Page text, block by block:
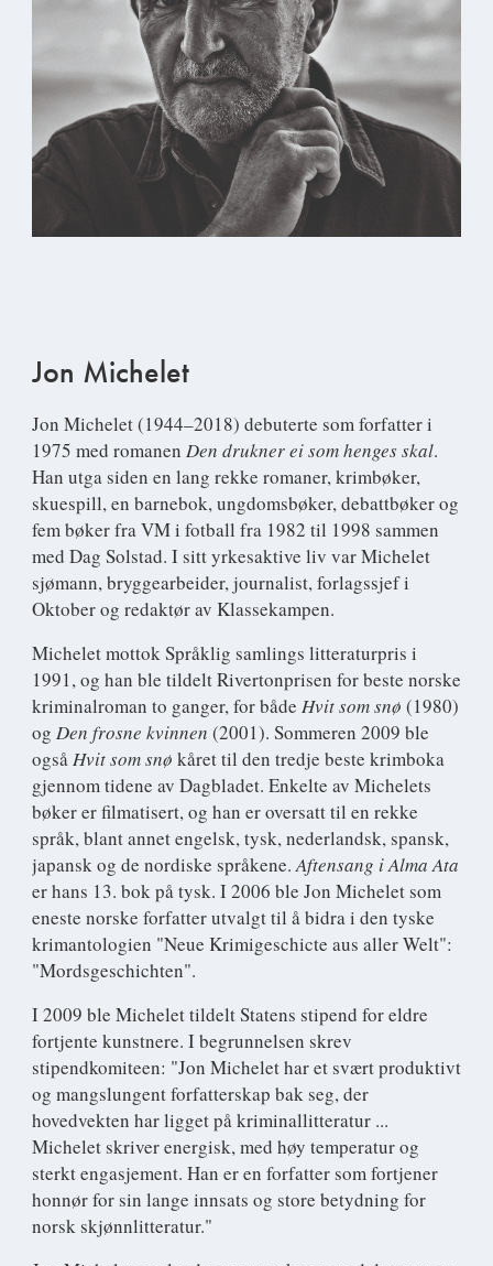
Jon Michelet
Jon Michelet(1944–2018) debuterte som forfatter i
1975 med romanen Den drukner ei som henges skal.
Han utga siden en lang rekke romaner, krimbøker,
skuespill, en barnebok, ungdomsbøker, debattbøker og
fem bøker fra VM i fotball fra 1982 til 1998 sammen
med Dag Solstad. I sitt yrkesaktive liv var Michelet
sjømann, bryggearbeider, journalist, forlagssjef i
Oktober og redaktør av Klassekampen.
Michelet mottok Språklig samlings litteraturpris i
1991, og han ble tildelt Rivertonprisen for beste norske
kriminalroman to ganger, for både Hvit som snø (1980)
og Den frosne kvinnen (2001). Sommeren 2009 ble
ogsåHvit som snø kåret til den tredje beste krimboka
gjennom tidene av Dagbladet. Enkelte av Michelets
bøker er filmatisert, og han er oversatt til en rekke
språk, blant annet engelsk, tysk, nederlandsk, spansk,
japansk og de nordiske språkene.Aftensang i Alma Ata
er hans 13. bok på tysk. I 2006 ble Jon Michelet som
eneste norske forfatter utvalgt til å bidra i den tyske
krimantologien "Neue Krimigeschicte aus aller Welt":
"Mordsgeschichten".
I 2009 ble Michelet tildelt Statens stipend for eldre
fortjente kunstnere. I begrunnelsen skrev
stipendkomiteen: "Jon Michelet har et svært produktivt
og mangslungent forfatterskap bak seg, der
hovedvekten har ligget på kriminallitteratur ...
Michelet skriver energisk, med høy temperatur og
sterkt engasjement. Han er en forfatter som fortjener
honnør for sin lange innsats og store betydning for
norsk skjønnlitteratur."